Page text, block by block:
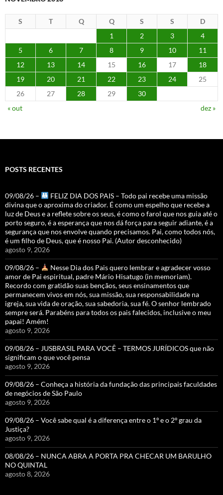
S T Q Q S S
D
1
2 3
4
5
6 7 8 9 10
11
12
13 14 15 16 17
18
19
20 21 22 23 24
25
26
27 28 29
30
« out
dez »
POSTS RECENTES
09/08/26 –
FELIZ DIA DOS PAIS – Todo pai recebe uma missão
divina que o aproxima do criador. É como um espelho que recebe a
luz de Deus e a reflete sobre os seus, é como o farol que nos guia até o
porto seguro, é a esperança que nos dá força para seguir adiante, é a
segurança que nos envolve quando precisamos. Pai, como todos nós,
é um filho de Deus, que é nosso Pai. (Autor desconhecido)
agosto 9, 2026
09/08/26 –
Nesse Dia dos Pais quero lembrar e agradecer vosso
amor de Pai espiritual, padre Mário Hisatugo (in memoriam).
Recordo com gratidão suas bençãos, seus ensinamentos que
permanecem vivos em nós, sua missão, sua responsabilidade na
igreja, sua vida de oração, sua sabedoria, sua fé. O senhor lembrado
sempre será. Parabéns para todos os pais falecidos, inclusive o meu
papai! Amém!
agosto 9, 2026
09/08/26 – JUSBRASIL PARA VOCÊ – TERMOS JURÍDICOS que não
significam o que você pensa
agosto 9, 2026
09/08/26 – Conheça a história da fundação das principais faculdades
de negócios de São Paulo
agosto 9, 2026
09/08/26 – Você sabe qual é a diferença entre o 1º e o 2º grau da
Justiça?
agosto 9, 2026
08/08/26 – NUNCA ABRA A PORTA PRA CHECAR UM BARULHO
NO QUINTAL
agosto 8, 2026